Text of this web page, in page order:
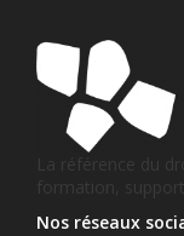
La référence du
formation, support
Nos réseaux